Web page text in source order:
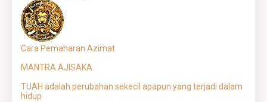
Cara Pemaharan Azimat
MANTRA AJISAKA
TUAH adalah perubahan sekecil apapun yang terjadi dalam
hidup